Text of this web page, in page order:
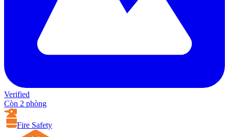
Verified
Còn 2 phòng
Fire Safety